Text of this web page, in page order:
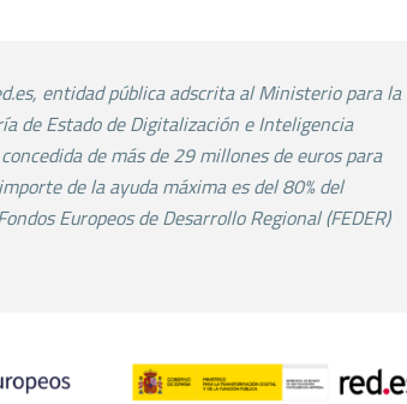
entidad pública adscrita al Ministeriopara la
de Estado de Digitalización eInteligencia
de más de 29millones de euros para
de laayuda máxima es del 80% del
Europeos de Desarrollo Regional (FEDER)